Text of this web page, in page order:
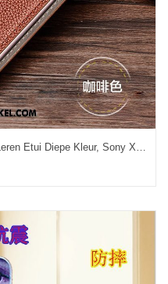
Sony Xperia E5 Hoesje Echt Leer Leren Etui Diepe Kleur, Sony Xperia E5 Hoesje Folio Mobiele Telefoon Braun